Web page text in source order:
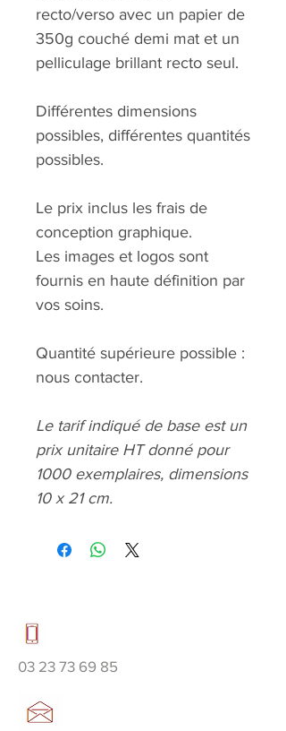
recto/verso avec un papier de
350g couché demi mat et un
pelliculage brillant recto seul.
Différentes dimensions
possibles, différentes quantités
possibles.
Le prix inclus les frais de
conception graphique.
Les images et logos sont
fournis en haute définition par
vos soins.
Quantité supérieure possible :
nous contacter.
Le tarif indiqué de base est un
prix unitaire HT donné pour
1000 exemplaires, dimensions
10 x 21 cm.
03 23 73 69 85